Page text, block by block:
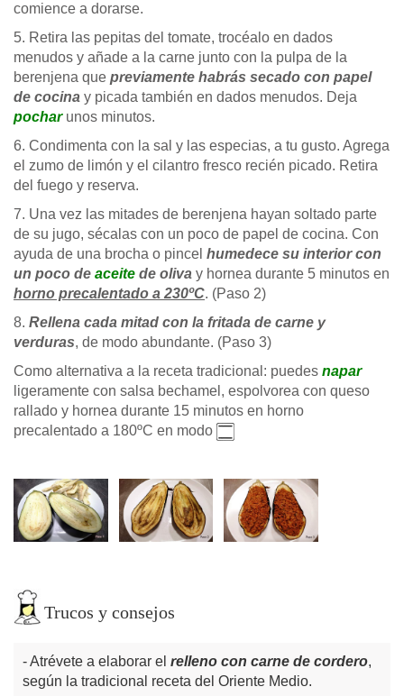
comience a dorarse.
5. Retira las pepitas del tomate, trocéalo en dados
menudos y añade a la carne junto con la pulpa de la
berenjena que previamente habrás secado con papel
de cocina y picada también en dados menudos. Deja
pocharunos minutos.
6. Condimenta con la sal y las especias, a tu gusto. Agrega
el zumo de limón y el cilantro fresco recién picado. Retira
del fuego y reserva.
7. Una vez las mitades de berenjena hayan soltado parte
de su jugo, sécalas con un poco de papel de cocina. Con
ayuda de una brocha o pincel humedece su interior con
un poco de aceite de oliva y hornea durante 5 minutos en
horno precalentado a 230ºC. (Paso 2)
8. Rellena cada mitad con la fritada de carne y
verduras, de modo abundante. (Paso 3)
Como alternativa a la receta tradicional: puedes napar
ligeramente con salsa bechamel, espolvorea con queso
rallado y hornea durante 15 minutos en horno
precalentado a 180ºC en modo
Trucos y consejos
Atrévete a elaborar el relleno con carne de cordero,
según la tradicional receta del Oriente Medio.